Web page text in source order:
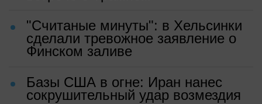
"Считаные минуты": в Хельсинки
сделали тревожное заявление о
Финском заливе
Базы США в огне: Иран нанес
сокрушительный удар возмездия